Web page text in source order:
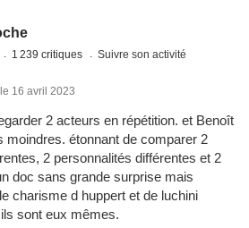
1 239 critiques Suivre son activité
16 avril 2023
2 acteurs en répétition. et Benoît
moindres. étonnant de comparer 2
2 personnalités différentes et 2
doc sans grande surprise mais
charisme d huppert et de luchini
sont eux mêmes.